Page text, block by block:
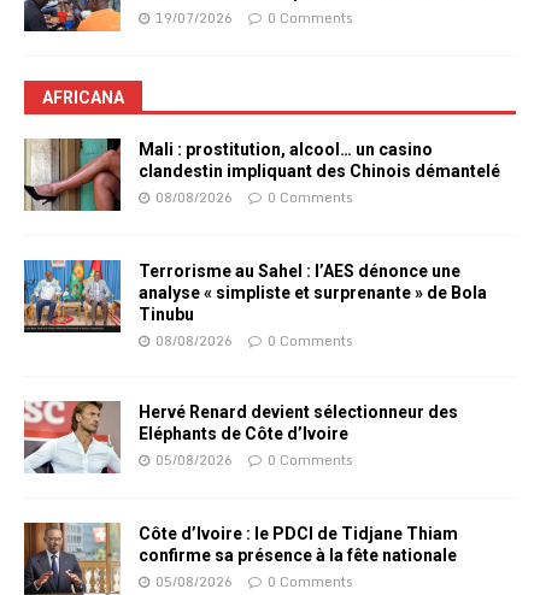
19/07/2026 0 Comments
AFRICANA
Mali : prostitution, alcool… un casino
clandestin impliquant des Chinois démantelé
08/08/2026 0 Comments
Terrorisme au Sahel : l’AES dénonce une
analyse « simpliste et surprenante » de Bola
Tinubu
08/08/2026 0 Comments
Hervé Renard devient sélectionneur des
Eléphants de Côte d’Ivoire
05/08/2026 0 Comments
Côte d’Ivoire : le PDCI de Tidjane Thiam
confirme sa présence à la fête nationale
05/08/2026 0 Comments